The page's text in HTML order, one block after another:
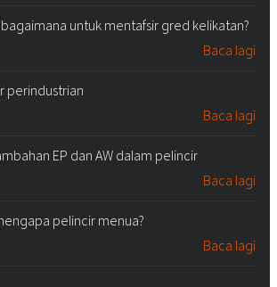
bagaimana untuk mentafsir gred kelikatan?
Baca lagi
perindustrian
Baca lagi
EP dan AW dalam pelincir
Baca lagi
pelincir menua?
Baca lagi